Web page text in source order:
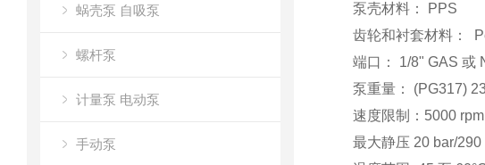
蜗壳泵 自吸泵
螺杆泵
计量泵 电动泵
手动泵
泵壳材料： PPS
齿轮和衬套材料：
端口： 1/8" GAS 或
泵重量： (PG317)
速度限制：5000 rpm
最大静压 20 bar/290